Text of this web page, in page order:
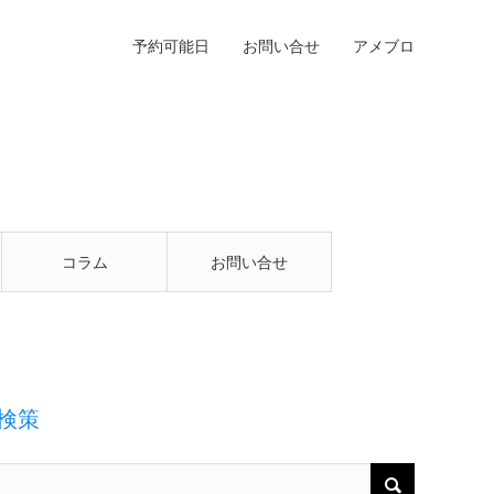
コラム お問い合せ
予約可能日 お問い合せ アメブロ
策